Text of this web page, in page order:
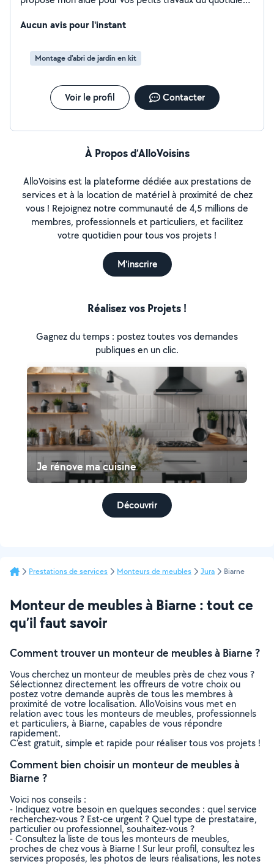
temps, je m'en occupe), changement d'ampoules, pose
dépannages. Sérieux, ponctuel et à l'écoute, je me
déplace avec le sourire pour vous simplifier la vie. Tarifs
Aucun avis pour l'instant
Montage d'abri de jardin en kit
Voir le profil Contacter
À Propos d’AlloVoisins
AlloVoisins est la plateforme dédiée aux prestations de
services et à la location de matériel à proximité de chez
vous ! Rejoignez notre communauté de 4,5 millions de
membres, professionnels et particuliers, et facilitez
votre quotidien pour tous vos projets !
M'inscrire
Réalisez vos Projets !
Gagnez du temps : postez toutes vos demandes
publiques en un clic.
Je rénove ma cuisine
Découvrir
Prestations de services Monteurs de meubles Jura Biarne
Monteur de meubles à Biarne : tout ce
qu’il faut savoir
Comment trouver un monteur de meubles à Biarne ?
Vous cherchez un monteur de meubles près de chez vous ?
Sélectionnez directement les offreurs de votre choix ou
postez votre demande auprès de tous les membres à
proximité de votre localisation. AlloVoisins vous met en
relation avec tous les monteurs de meubles, professionnels
et particuliers, à Biarne, capables de vous répondre
rapidement.
C’est gratuit, simple et rapide pour réaliser tous vos projets !
Comment bien choisir un monteur de meubles à
Biarne ?
Voici nos conseils :
- Indiquez votre besoin en quelques secondes : quel service
recherchez-vous ? Est-ce urgent ? Quel type de prestataire,
particulier ou professionnel, souhaitez-vous ?
- Consultez la liste de tous les monteurs de meubles,
proches de chez vous à Biarne ! Sur leur profil, consultez les
services proposés, les photos de leurs réalisations, les notes